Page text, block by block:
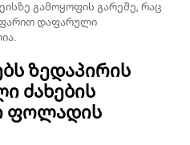
გამოყოფის გარეშე, რაც
დაფარული
ზედაპირის
ძახების
ფოლადის